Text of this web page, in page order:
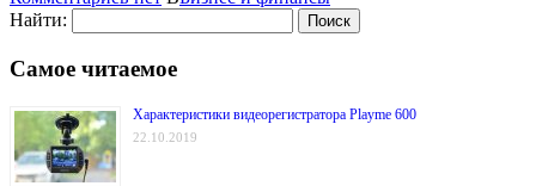
Найти:
Самое читаемое
Характеристики видеорегистратора Playme 600
22.10.2019